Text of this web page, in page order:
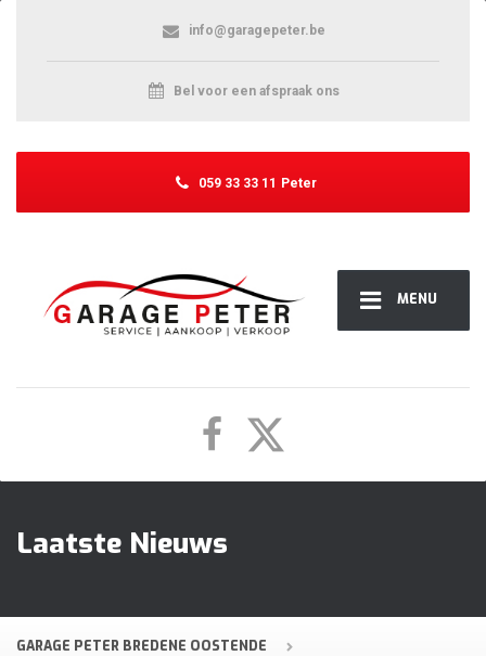
MENU
info@garagepeter.be
Bel voor een afspraak ons
059 33 33 11 Peter
Laatste Nieuws
GARAGE PETER BREDENE OOSTENDE